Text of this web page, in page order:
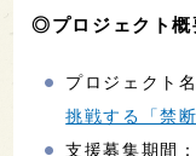
◎プロジェクト概
プロジェクト
挑戦する「禁
支援募集期間